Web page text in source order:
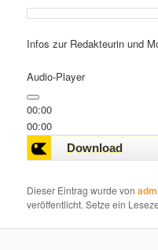
Infos zur Redakteurin und
Audio-Player
00:00
00:00
00:00
Dieser Eintrag wurde von
veröffentlicht. Setze ein